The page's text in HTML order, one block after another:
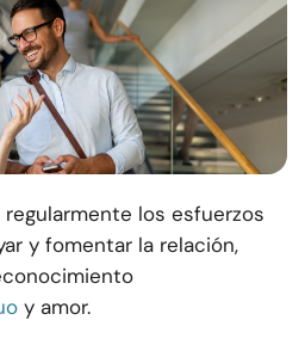
los esfuerzos
y fomentar la relación,
y amor.